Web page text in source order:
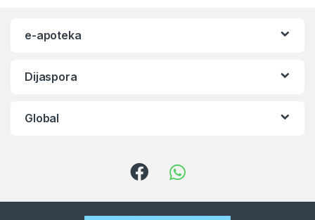
e-apoteka
Dijaspora
Global